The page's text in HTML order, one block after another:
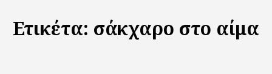
Ετικέτα: σάκχαρο στο αίμα